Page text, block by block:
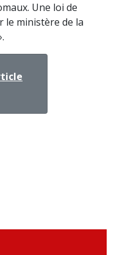
Une loi de
le ministère de la